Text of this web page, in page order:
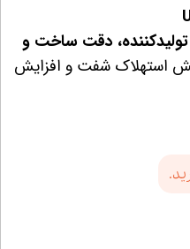
تولیدکننده، دقت ساخت و
استهلاک شفت و افزایش